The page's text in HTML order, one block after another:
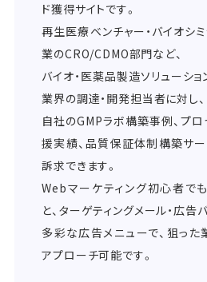
ド獲得サイトです。
再生医療ベンチャー・バイオシ
業のCRO/CDMO部門など、
バイオ・医薬品製造ソリューシ
業界の調達・開発担当者に対し、
自社のGMPラボ構築事例、プ
援実績、品質保証体制構築サー
訴求できます。
Webマーケティング初心者で
と、ターゲティングメール・広告
多彩な広告メニューで、狙っ
アプローチ可能です。